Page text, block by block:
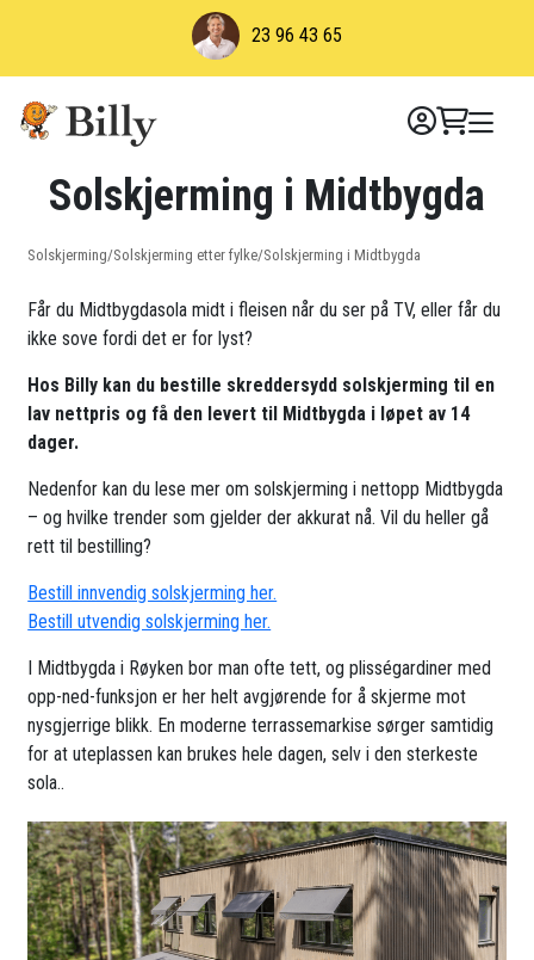
23 96 43 65
Solskjerming i Midtbygda
Solskjerming/Solskjerming etter fylke/Solskjerming i Midtbygda
Får du Midtbygdasola midt i fleisen når du ser på TV, eller får du
ikke sove fordi det er for lyst?
Hos Billy kan du bestille skreddersydd solskjerming til en
lav nettpris og få den levert til Midtbygda i løpet av 14
dager.
Nedenfor kan du lese mer om solskjerming i nettopp Midtbygda
– og hvilke trender som gjelder der akkurat nå. Vil du heller gå
rett til bestilling?
Bestill innvendig solskjerming her.
Bestill utvendig solskjerming her.
I Midtbygda i Røyken bor man ofte tett, og plisségardiner med
opp-ned-funksjon er her helt avgjørende for å skjerme mot
nysgjerrige blikk. En moderne terrassemarkise sørger samtidig
for at uteplassen kan brukes hele dagen, selv i den sterkeste
sola..